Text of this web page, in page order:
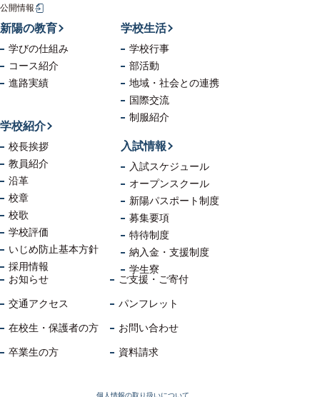
公開情報
新陽の教育
学びの仕組み
コース紹介
進路実績
学校生活
学校行事
部活動
地域・社会との連携
国際交流
制服紹介
学校紹介
校長挨拶
教員紹介
沿革
校章
校歌
学校評価
いじめ防止基本方針
採用情報
入試情報
入試スケジュール
オープンスクール
新陽パスポート制度
募集要項
特待制度
納入金・支援制度
学生寮
お知らせ
交通アクセス
在校生・保護者の方
卒業生の方
ご支援・ご寄付
パンフレット
お問い合わせ
資料請求
個人情報の取り扱いについて